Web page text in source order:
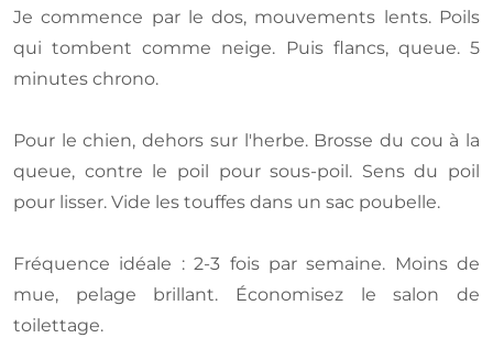
Je commence par le dos, mouvements lents. Poils
qui tombent comme neige. Puis flancs, queue. 5
minutes chrono.
Pour le chien, dehors sur l'herbe. Brosse du cou à la
queue, contre le poil pour sous-poil. Sens du poil
pour lisser. Vide les touffes dans un sac poubelle.
Fréquence idéale : 2-3 fois par semaine. Moins de
mue, pelage brillant. Économisez le salon de
toilettage.